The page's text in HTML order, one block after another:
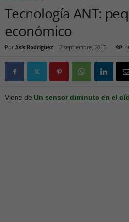
Tecnología ANT:
económico
Por Asis Rodriguez - 2 septiembre, 2015
Viene de Un sensor diminuto en el